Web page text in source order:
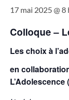
17 mai 2025 @ 8
Colloque –
Les choix à
en
L’Adolescence